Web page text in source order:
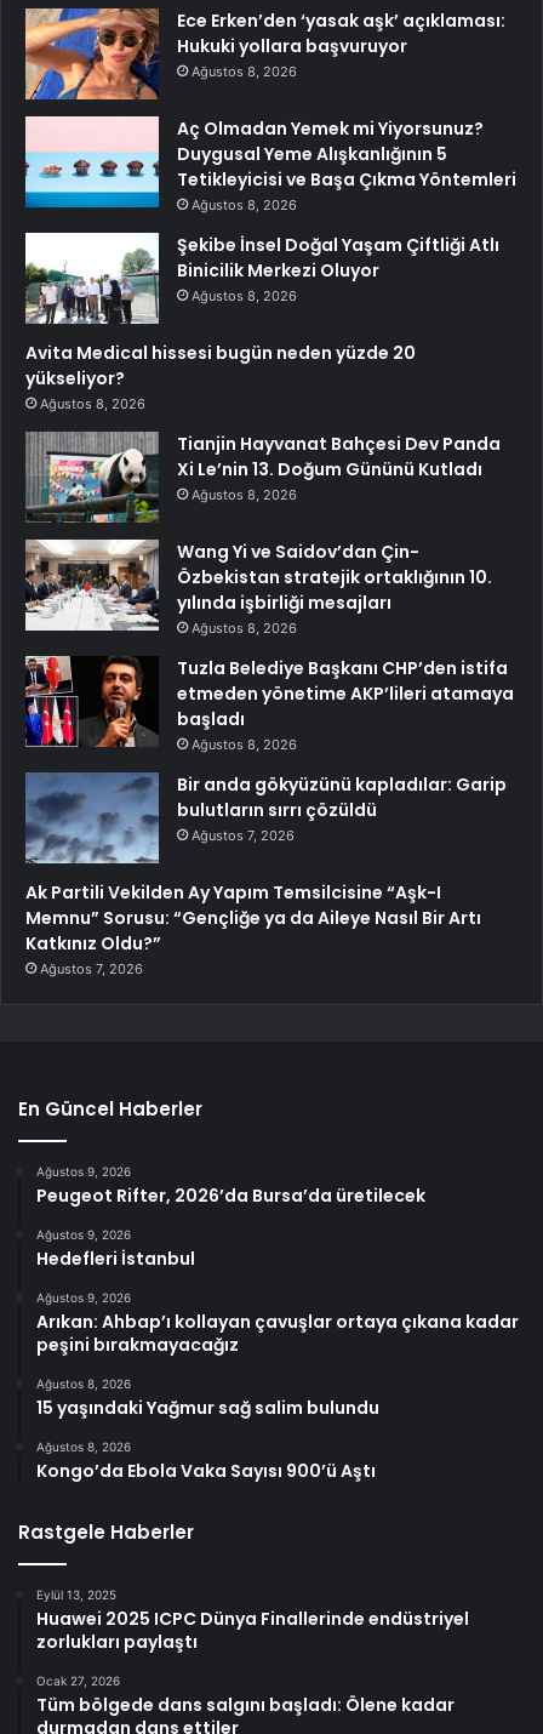
Ece Erken’den ‘yasak aşk’ açıklaması:
Hukuki yollara başvuruyor
Ağustos 8, 2026
Aç Olmadan Yemek mi Yiyorsunuz?
Duygusal Yeme Alışkanlığının 5
Tetikleyicisi ve Başa Çıkma Yöntemleri
Ağustos 8, 2026
Şekibe İnsel Doğal Yaşam Çiftliği Atlı
Binicilik Merkezi Oluyor
Ağustos 8, 2026
Avita Medical hissesi bugün neden yüzde 20
yükseliyor?
Ağustos 8, 2026
Tianjin Hayvanat Bahçesi Dev Panda
Xi Le’nin 13. Doğum Gününü Kutladı
Ağustos 8, 2026
Wang Yi ve Saidov’dan Çin-
Özbekistan stratejik ortaklığının 10.
yılında işbirliği mesajları
Ağustos 8, 2026
Tuzla Belediye Başkanı CHP’den istifa
etmeden yönetime AKP’lileri atamaya
başladı
Ağustos 8, 2026
Bir anda gökyüzünü kapladılar: Garip
bulutların sırrı çözüldü
Ağustos 7, 2026
Ak Partili Vekilden Ay Yapım Temsilcisine “Aşk-I
Memnu” Sorusu: “Gençliğe ya da Aileye Nasıl Bir Artı
Katkınız Oldu?”
Ağustos 7, 2026
En Güncel Haberler
Ağustos 9, 2026
Peugeot Rifter, 2026’da Bursa’da üretilecek
Ağustos 9, 2026
Hedefleri İstanbul
Ağustos 9, 2026
Arıkan: Ahbap’ı kollayan çavuşlar ortaya çıkana kadar
peşini bırakmayacağız
Ağustos 8, 2026
15 yaşındaki Yağmur sağ salim bulundu
Ağustos 8, 2026
Kongo’da Ebola Vaka Sayısı 900’ü Aştı
Rastgele Haberler
Eylül 13, 2025
Huawei 2025 ICPC Dünya Finallerinde endüstriyel
zorlukları paylaştı
Ocak 27, 2026
Tüm bölgede dans salgını başladı: Ölene kadar
durmadan dans ettiler